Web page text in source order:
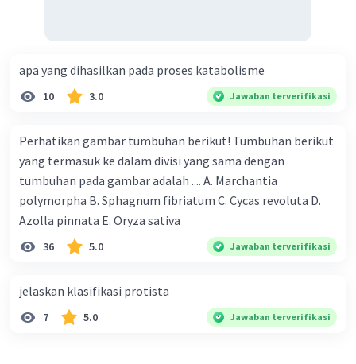
apa yang dihasilkan pada proses katabolisme
10 3.0 Jawaban terverifikasi
Perhatikan gambar tumbuhan berikut! Tumbuhan berikut
yang termasuk ke dalam divisi yang sama dengan
tumbuhan pada gambar adalah .... A. Marchantia
polymorpha B. Sphagnum fibriatum C. Cycas revoluta D.
Azolla pinnata E. Oryza sativa
36 5.0 Jawaban terverifikasi
jelaskan klasifikasi protista
7 5.0 Jawaban terverifikasi